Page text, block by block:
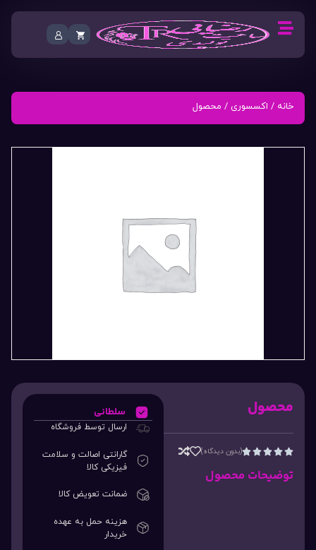
خانه / اکسسوری / محصول
محصول




(بدون دیدگاه)
توضیحات محصول
سلطانی
ارسال توسط فروشگاه
گارانتی اصالت و سلامت
فیزیکی کالا
ضمانت تعویض کالا
هزینه حمل به عهده
خریدار